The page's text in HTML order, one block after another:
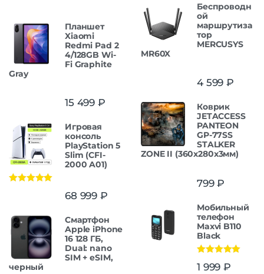
Планшет
Xiaomi
Redmi Pad 2
4/128GB Wi-
Fi Graphite
Gray
15 499 ₽
Игровая
консоль
PlayStation 5
Slim (CFI-
2000 A01)
68 999 ₽
Смартфон
Apple iPhone
16 128 ГБ,
Dual: nano
SIM + eSIM,
черный
Беспроводн
ой
маршрутиза
тор
MERCUSYS
MR60X
4 599 ₽
Коврик
JETACCESS
PANTEON
GP-77SS
STALKER
ZONE II (360x280x3мм)
799₽
Мобильный
телефон
Maxvi B110
Black
из 5
1 999 ₽